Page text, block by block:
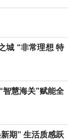
城 “非常理想 特
智慧海关”赋能全
期” 生活质感跃